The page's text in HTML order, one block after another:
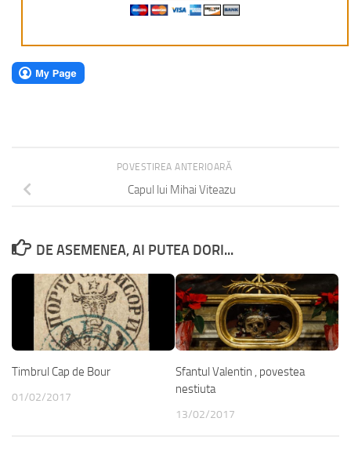
POVESTIREA ANTERIOARĂ
Capul lui Mihai Viteazu
DE ASEMENEA, AI PUTEA DORI...
Timbrul Cap de Bour
01/02/2017
Sfantul Valentin , povestea
nestiuta
13/02/2017